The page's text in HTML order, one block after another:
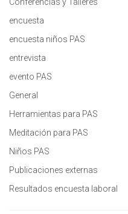
encuesta
encuesta niños PAS
entrevista
evento PAS
General
Herramientas para PAS
Meditación para PAS
Niños PAS
Publicaciones externas
Resultados encuesta laboral